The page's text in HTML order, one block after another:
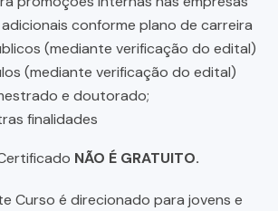
conforme plano de carreira
(mediante verificação do edital)
(mediante verificação do edital)
e doutorado;
finalidades
NÃO É GRATUITO.
Curso é direcionado para jovens e